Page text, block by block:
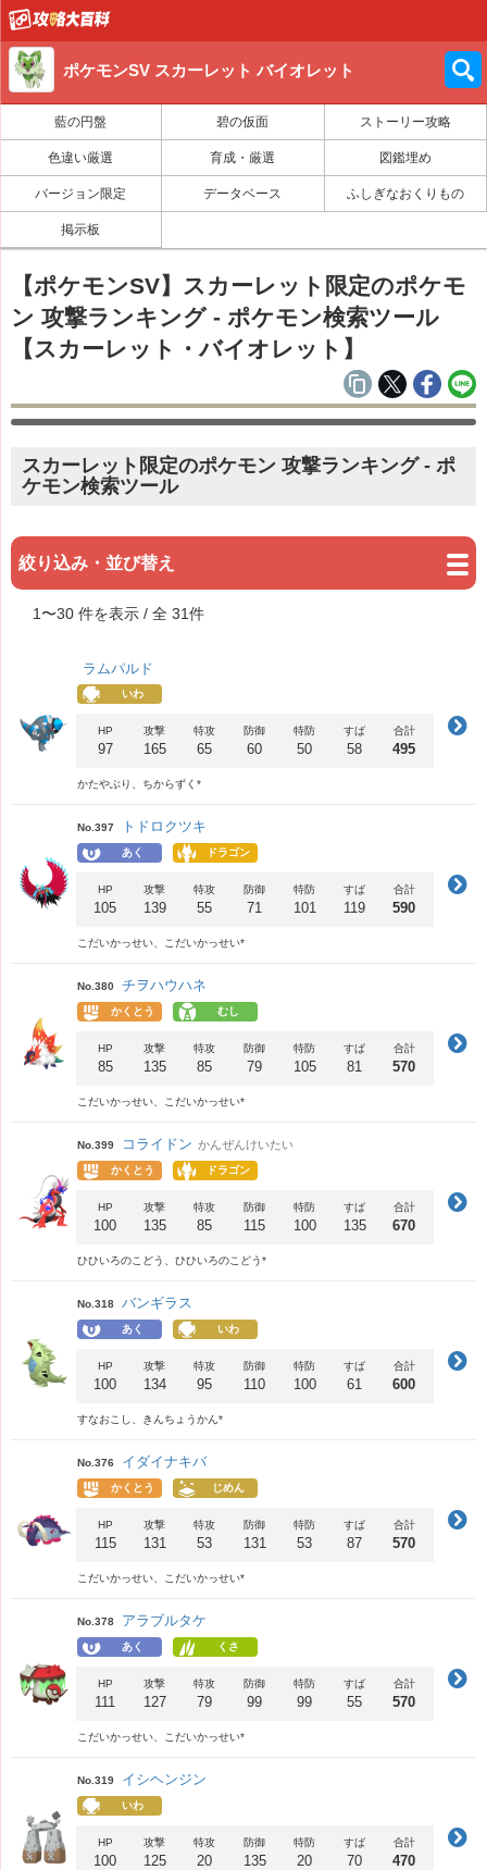
ポケモンSV スカーレット バイオレット
藍の円盤 碧の仮面 ストーリー攻略
色違い厳選 育成・厳選 図鑑埋め
バージョン限定 データベース ふしぎなおくりもの
掲示板
【ポケモンSV】スカーレット限定のポケモ
ン 攻撃ランキング - ポケモン検索ツール
【スカーレット・バイオレット】
スカーレット限定のポケモン 攻撃ランキング - ポ
ケモン検索ツール
絞り込み・並び替え
1 〜30 件を表示 / 全 31件
ラムパルド
いわ
HP
97
攻撃
165
特攻
65
防御
60
特防
50
すば
58
合計
495
かたやぶり、ちからずく*
No.397 トドロクツキ
あく ドラゴン
HP
105
攻撃
139
特攻
55
防御
71
特防
101
すば
119
合計
590
こだいかっせい、こだいかっせい*
No.380 チヲハウハネ
かくとう むし
HP
85
攻撃
135
特攻
85
防御
79
特防
105
すば
81
合計
570
こだいかっせい、こだいかっせい*
No.399 コライドン かんぜんけいたい
かくとう ドラゴン
HP
100
攻撃
135
特攻
85
防御
115
特防
100
すば
135
合計
670
ひひいろのこどう、ひひいろのこどう*
No.318 バンギラス
あく いわ
HP
100
攻撃
134
特攻
95
防御
110
特防
100
すば
61
合計
600
すなおこし、きんちょうかん*
No.376 イダイナキバ
かくとう じめん
HP
115
攻撃
131
特攻
53
防御
131
特防
53
すば
87
合計
570
こだいかっせい、こだいかっせい*
No.378 アラブルタケ
あく くさ
HP
111
攻撃
127
特攻
79
防御
99
特防
99
すば
55
合計
570
こだいかっせい、こだいかっせい*
No.319 イシヘンジン
いわ
HP
100
攻撃
125
特攻
20
防御
135
特防
20
すば
70
合計
470